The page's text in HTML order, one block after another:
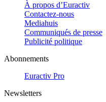
À propos d’Euractiv
Contactez-nous
Mediahuis
Communiqués de presse
Publicité politique
Abonnements
Euractiv Pro
Newsletters